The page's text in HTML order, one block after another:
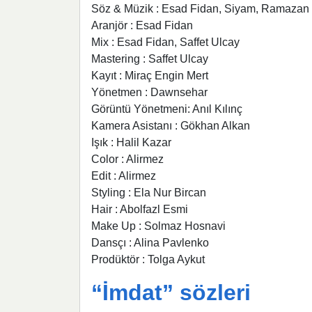
Söz & Müzik : Esad Fidan, Siyam, Ramazan
Aranjör : Esad Fidan
Mix : Esad Fidan, Saffet Ulcay
Mastering : Saffet Ulcay
Kayıt : Miraç Engin Mert
Yönetmen : Dawnsehar
Görüntü Yönetmeni: Anıl Kılınç
Kamera Asistanı : Gökhan Alkan
Işık : Halil Kazar
Color : Alirmez
Edit : Alirmez
Styling : Ela Nur Bircan
Hair : Abolfazl Esmi
Make Up : Solmaz Hosnavi
Dansçı : Alina Pavlenko
Prodüktör : Tolga Aykut
“İmdat” sözleri